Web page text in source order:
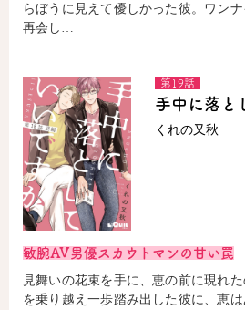
らぼうに見えて優しかった彼。ワン
再会し…
第19話
手中に落と
くれの又秋
敏腕AV男優スカウトマンの甘い罠
見舞いの花束を手に、恵の前に現れ
を乗り越え一歩踏み出した彼に、恵